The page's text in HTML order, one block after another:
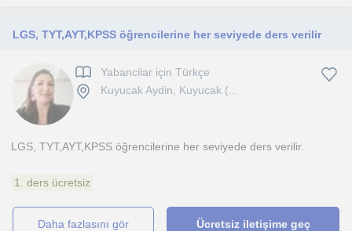
LGS, TYT,AYT,KPSS öğrencilerine her seviyede ders verilir
Yabancilar için Türkçe
Kuyucak Aydin, Kuyucak (...
LGS, TYT,AYT,KPSS öğrencilerine her seviyede ders verilir.
1. ders ücretsiz
daha fazlasını gör Ücretsiz iletişime geç